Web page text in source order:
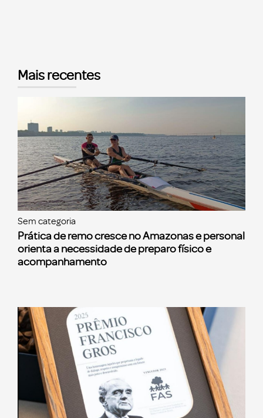
Mais recentes
Sem categoria
Prática de remo cresce no Amazonas e personal
orienta a necessidade de preparo físico e
acompanhamento